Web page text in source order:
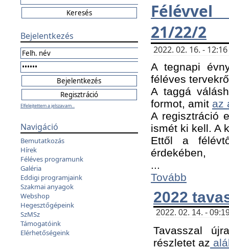
Bejelentkezés
Elfelejtettem a jelszavam...
Navigáció
Bemutatkozás
Hírek
Féléves programunk
Galéria
Eddigi programjaink
Szakmai anyagok
Webshop
Hegesztőgépeink
SzMSz
Támogatóink
Elérhetőségeink
21/22/2
2022. 02. 16. -
A tegnapi
féléves
A taggá
formot, amit az
A regisztráció
ismét ki kell. A
Ettől a
érdekében,
...
Tovább
2022
2022. 02. 14. -
Tavasszal
részletet az